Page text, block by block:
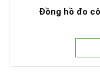
Đồng hồ đo